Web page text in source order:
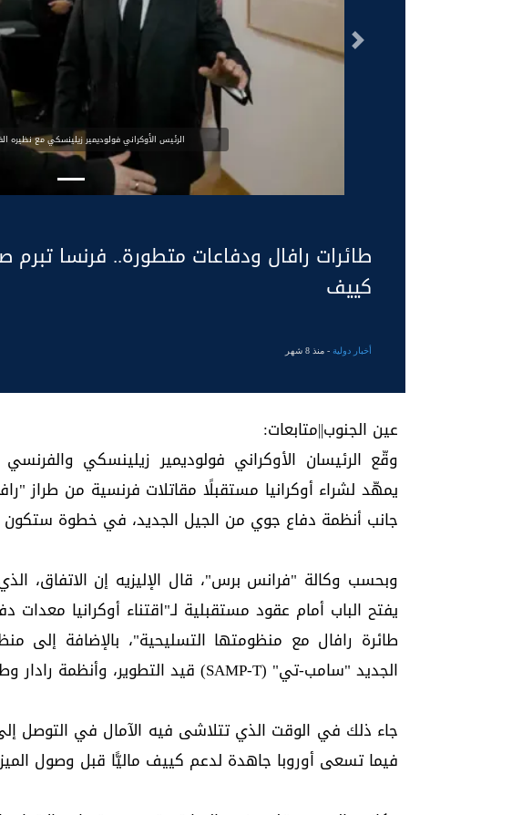
الرئيس الأوكراني فولوديمير زيلينسكي مع نظيره
السابق
طائرات رافال ودفاعات متطورة.. فرنسا
كييف
أخبار دولية- منذ 8 شهر
عين الجنوب||متابعات:
وقّع الرئيسان الأوكراني فولوديمير زيلينسكي والفرنسي
يمهّد لشراء أوكرانيا مستقبلًا مقاتلات فرنسية من طراز
جانب أنظمة دفاع جوي من الجيل الجديد، في خطوة ستكون
وبحسب وكالة "فرانس برس"، قال الإليزيه إن الاتفاق،
طائرة رافال مع منظومتها التسليحية"، بالإضافة إلى
الجديد "سامب-تي" (SAMP-T) قيد التطوير، وأنظمة رادار وطائرات مسيّرة.
جاء ذلك في الوقت الذي تتلاشى فيه الآمال في التوصل
فيما تسعى أوروبا جاهدة لدعم كييف ماليًّا قبل وصول